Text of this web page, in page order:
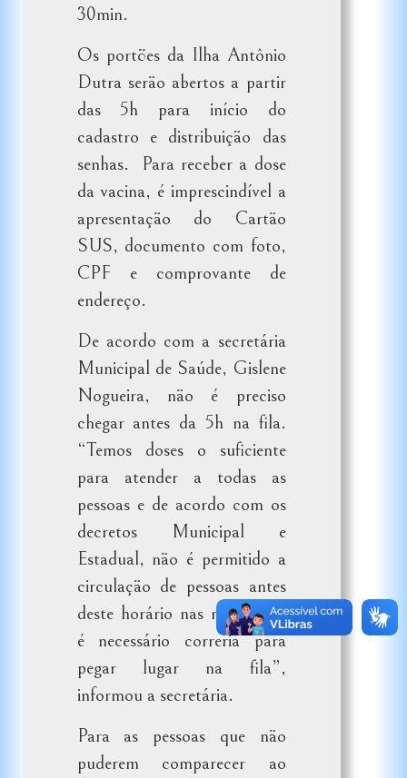
30min.
Os portões da Ilha Antônio
Dutra serão abertos a partir
das 5h para início do
cadastro e distribuição das
senhas. Para receber a dose
da vacina, é imprescindível a
apresentação do Cartão
SUS, documento com foto,
CPF e comprovante de
endereço.
De acordo com a secretária
Municipal de Saúde, Gislene
Nogueira, não é preciso
chegar antes da 5h na fila.
“Temos doses o suficiente
para atender a todas as
pessoas e de acordo com os
decretos Municipal e
Estadual, não é permitido a
circulação de pessoas antes
deste horário nas ruas. Não
é necessário correria para
pegar lugar na fila”,
informou a secretária.
Para as pessoas que não
puderem comparecer ao